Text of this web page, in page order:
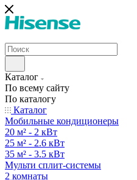
Каталог
По всему сайту
По каталогу
Каталог
Мобильные кондиционеры
20 м² - 2 кВт
25 м² - 2.6 кВт
35 м² - 3.5 кВт
Мульти сплит-системы
2 комнаты